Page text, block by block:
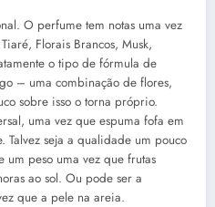
O perfume tem notas uma vez
Florais Brancos, Musk,
o tipo de fórmula de
– uma combinação de flores,
sobre isso o torna próprio.
uma vez que espuma fofa em
seja a qualidade um pouco
um peso uma vez que frutas
ao sol. Ou pode ser a
que a pele na areia.